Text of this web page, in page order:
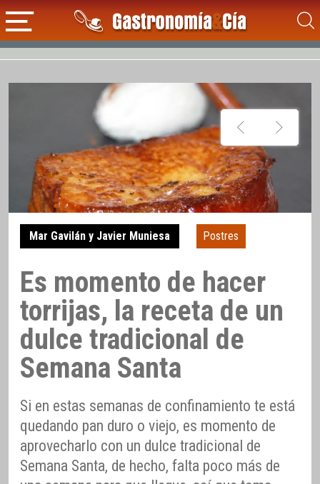
Mar Gavilán y Javier Muniesa Postres
Es momento de hacer
torrijas, la receta de un
dulce tradicional de
Semana Santa
Si en estas semanas de confinamiento te está
quedando pan duro o viejo, es momento de
aprovecharlo con un dulce tradicional de
Semana Santa, de hecho, falta poco más de